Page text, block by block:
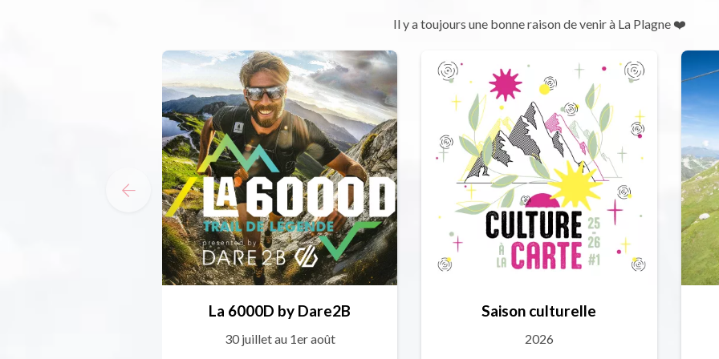
Il y a toujours une bonne raison de venir à La Plagne ❤️
La 6000D by Dare2B
30 juillet au 1er août
Saison culturelle
2026